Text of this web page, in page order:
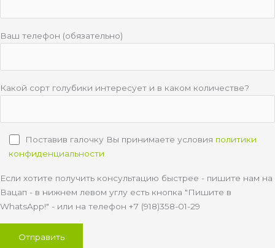
Ваш телефон (обязательно)
Какой сорт голубики интересует и в каком количестве?
Поставив галочку Вы принимаете условия политики
конфиденциальности
Если хотите получить консультацию быстрее - пишите нам на
Вацап - в нижнем левом углу есть кнопка "Пишите в
WhatsApp!" - или на телефон +7 (918)358-01-29